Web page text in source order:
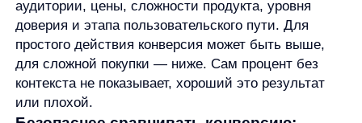
Неясное предложение.
Пользователь не
понимает, что именно ему предлагают, чем это
отличается от альтернатив и почему стоит
выполнить действие сейчас.
Сложный путь к действию.Если кнопку
трудно найти, форма слишком длинная,